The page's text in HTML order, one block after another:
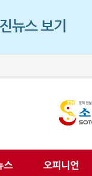
력 되찾는다...
능한 미래 해법 모색...
계획 마련 박차...
량강화...
관 합동 캠페인 펼쳐...
제로 세계문화 잇다...